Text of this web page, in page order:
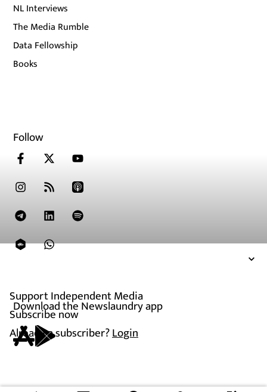
Support Independent Media
Subscribe now
Already a subscriber?Login
NL Interviews
The Media Rumble
Data Fellowship
Books
Follow
Download the Newslaundry app